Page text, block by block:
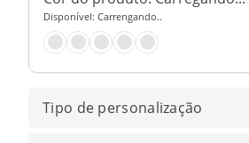
Disponível: Carrengando..
Tipo de personalização